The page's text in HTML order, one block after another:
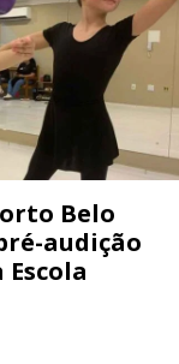
Belo
audição